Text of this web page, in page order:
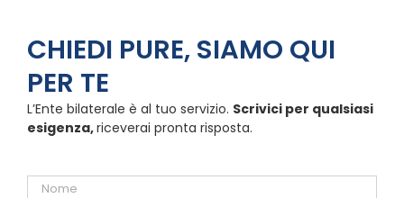
CHIEDI PURE, SIAMO QUI
PER TE
L’Ente bilaterale è al tuo servizio. Scrivici per qualsiasi
esigenza,riceverai pronta risposta.